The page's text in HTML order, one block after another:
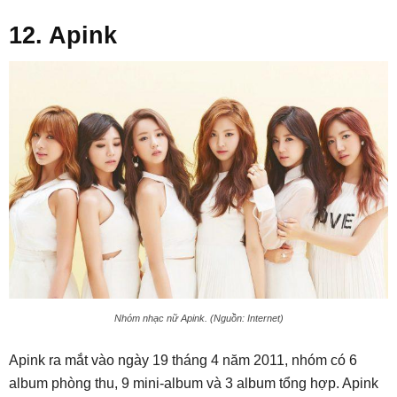
12. Apink
Nhóm nhạc nữ Apink. (Nguồn: Internet)
Apink ra mắt vào ngày 19 tháng 4 năm 2011, nhóm có 6
album phòng thu, 9 mini-album và 3 album tổng hợp. Apink